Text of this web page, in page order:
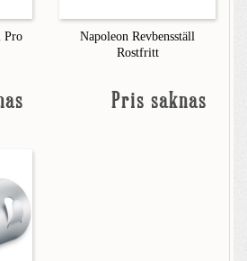
Pro
Napoleon Revbensställ
Rostfritt
Pris saknas